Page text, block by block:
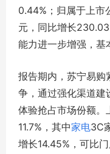
0.44%；归属于上
元，同比增长
能力进一步增强，基
报告期内，苏宁易购
争，通过强化渠道建
体验抢占市场份额。
11.7%，其中家电3C
增长14.45%，可比